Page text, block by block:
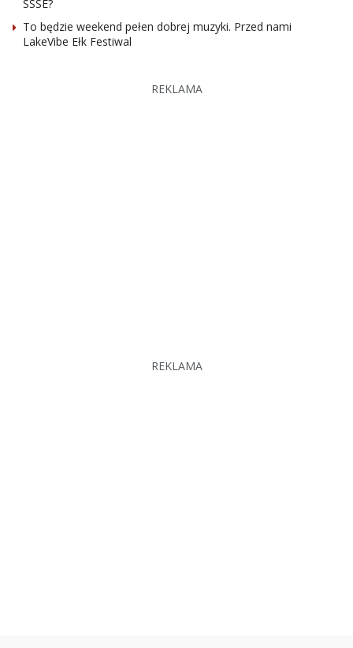
SSSE?
To będzie weekend pełen dobrej muzyki. Przed nami
LakeVibe Ełk Festiwal
REKLAMA
REKLAMA